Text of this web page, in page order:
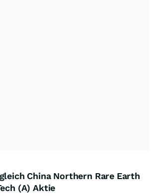
China Northern Rare Earth
(A) Aktie